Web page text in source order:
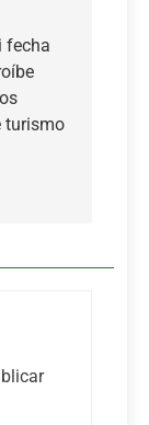
fecha
turismo